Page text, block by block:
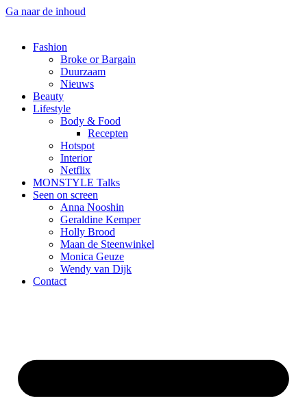
Ga naar de inhoud
Fashion
Broke or Bargain
Duurzaam
Nieuws
Beauty
Lifestyle
Body & Food
Recepten
Hotspot
Interior
Netflix
MONSTYLE Talks
Seen on screen
Anna Nooshin
Geraldine Kemper
Holly Brood
Maan de Steenwinkel
Monica Geuze
Wendy van Dijk
Contact